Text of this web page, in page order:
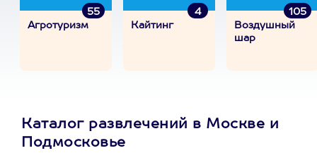
55
Агротуризм
4
Кайтинг
105
Воздушный
шар
Каталог развлечений в Москве и
Подмосковье